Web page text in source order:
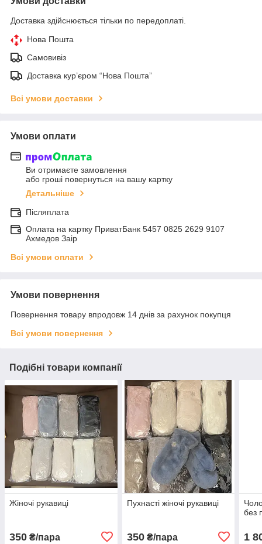
Доставка здійснюється тільки по передоплаті.
Нова Пошта
Самовивіз
Доставка кур’єром “Нова Пошта”
Всі умови доставки
Умови оплати
Ви отримаєте замовлення
або гроші повернуться на вашу картку
Детальніше
Післяплата
Оплата на картку ПриватБанк 5457 0825 2629 9107
Ахмедов Заір
Всі умови оплати
Умови повернення
Повернення товару впродовж 14 днів за рахунок покупця
Всі умови повернення
Подібні товари компанії
Жіночі рукавиці
350 ₴/пара
Пухнасті жіночі рукавиці
350₴/пара
без
1